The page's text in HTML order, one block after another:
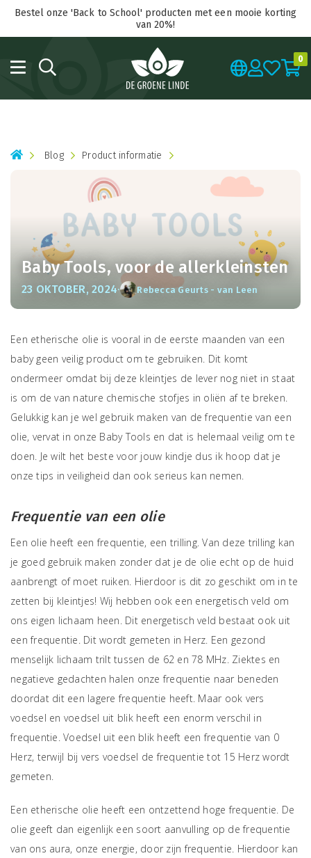
Bestel onze 'Back to School' producten met een mooie korting
van 20%!
0
Blog Product informatie
Baby Tools, voor de allerkleinsten
23 OKTOBER, 2024· Rebecca Geurts - van Leen
Een etherische olie is vooral in de eerste maanden van een
baby geen veilig product om te gebruiken. Dit komt
ondermeer omdat bij deze kleintjes de lever nog niet in staat
is om de van nature chemische stofjes in oliën af te breken.
Gelukkig kan je wel gebruik maken van de frequentie van een
olie, vervat in onze Baby Tools en dat is helemaal veilig om te
doen. Je wilt het beste voor jouw kindje dus ik hoop dat je
onze tips in veiligheid dan ook serieus kan nemen.
Frequentie van een olie
Een olie heeft een frequentie, een trilling. Van deze trilling kan
je goed gebruik maken zonder dat je de olie echt op de huid
aanbrengt of moet ruiken. Hierdoor is dit zo geschikt om in te
zetten bij kleintjes! Wij hebben ook een energetisch veld om
ons eigen lichaam heen. Dit energetisch veld bestaat ook uit
een frequentie. Dit wordt gemeten in Herz. Een gezond
menselijk lichaam trilt tussen de 62 en 78 MHz. Ziektes en
negatieve gedachten halen onze frequentie naar beneden
doordat dit een lagere frequentie heeft. Maar ook vers
voedsel en voedsel uit blik heeft een enorm verschil in
frequentie. Voedsel uit een blik heeft een frequentie van 0
Herz, terwijl bij vers voedsel de frequentie tot 15 Herz wordt
gemeten.
Een etherische olie heeft een ontzettend hoge frequentie. De
olie geeft dan eigenlijk een soort aanvulling op de frequentie
van ons aura, onze energie, door zijn frequentie. Hierdoor kan